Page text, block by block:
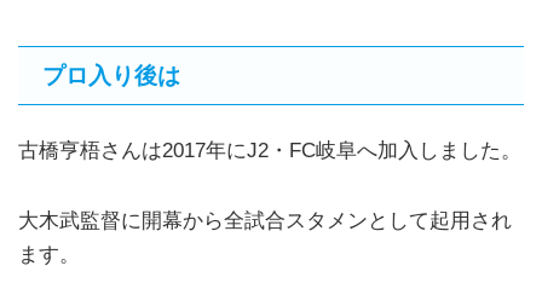
プロ入り後は
古橋亨梧さんは2017年にJ2・FC岐阜へ加入しました。
大木武監督に開幕から全試合スタメンとして起用され
ます。